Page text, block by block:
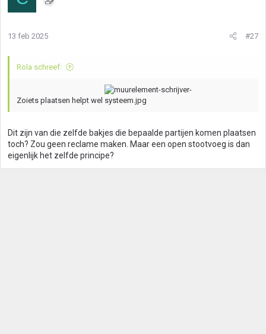
13 feb 2025 #27
Rola schreef:
Zoiets plaatsen helpt wel
Dit zijn van die zelfde bakjes die bepaalde partijen komen plaatsen
toch? Zou geen reclame maken. Maar een open stootvoeg is dan
eigenlijk het zelfde principe?